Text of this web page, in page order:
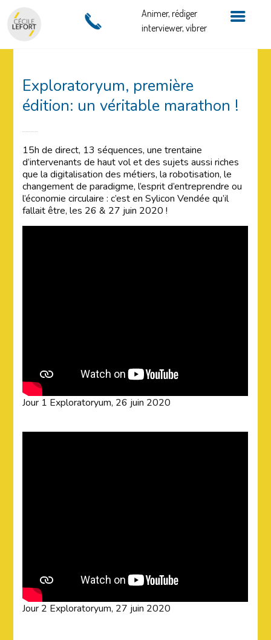
Exploratoryum, première
édition: un véritable marathon !
15h de direct, 13 séquences, une trentaine
d’intervenants de haut vol et des sujets aussi riches
que la digitalisation des métiers, la robotisation, le
changement de paradigme, l’esprit d’entreprendre ou
l’économie circulaire : c’est en Sylicon Vendée qu’il
fallait être, les 26 & 27 juin 2020 !
Jour 1 Exploratoryum, 26 juin 2020
Jour 2 Exploratoryum, 27 juin 2020
Animer, rédiger
interviewer, vibrer